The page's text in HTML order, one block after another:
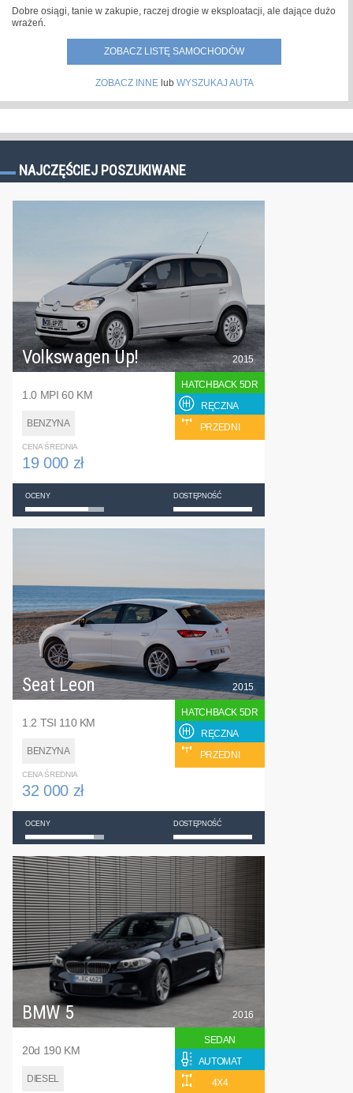
Dobre osiągi, tanie w zakupie, raczej drogie w eksploatacji, ale dające dużo
wrażeń.
ZOBACZ LISTĘ SAMOCHODÓW
ZOBACZ INNElub WYSZUKAJ AUTA
NAJCZĘŚCIEJ POSZUKIWANE
Volkswagen Up!
1.0 MPI 60 KM
BENZYNA
2015
HATCHBACK 5DR
RĘCZNA
PRZEDNI
CENA ŚREDNIA
19 000 zł
OCENY DOSTĘPNOŚĆ
Seat Leon
1.2 TSI 110 KM
BENZYNA
2015
HATCHBACK 5DR
RĘCZNA
PRZEDNI
CENA ŚREDNIA
32 000 zł
OCENY DOSTĘPNOŚĆ
BMW 5
20d 190 KM
DIESEL
2016
SEDAN
AUTOMAT
4X4